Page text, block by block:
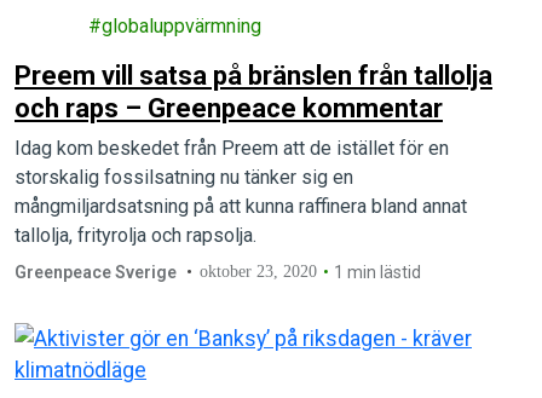
globaluppvärmning
Preem vill satsa på bränslen från tallolja
och raps – Greenpeace kommentar
Idag kom beskedet från Preem att de istället för en
storskalig fossilsatning nu tänker sig en
mångmiljardsatsning på att kunna raffinera bland annat
tallolja, frityrolja och rapsolja.
Greenpeace Sverige oktober 23, 2020 1 min lästid